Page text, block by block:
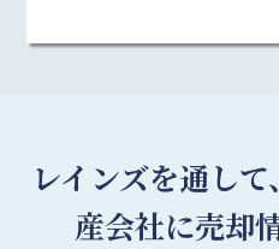
レインズを通し
産会社に売却